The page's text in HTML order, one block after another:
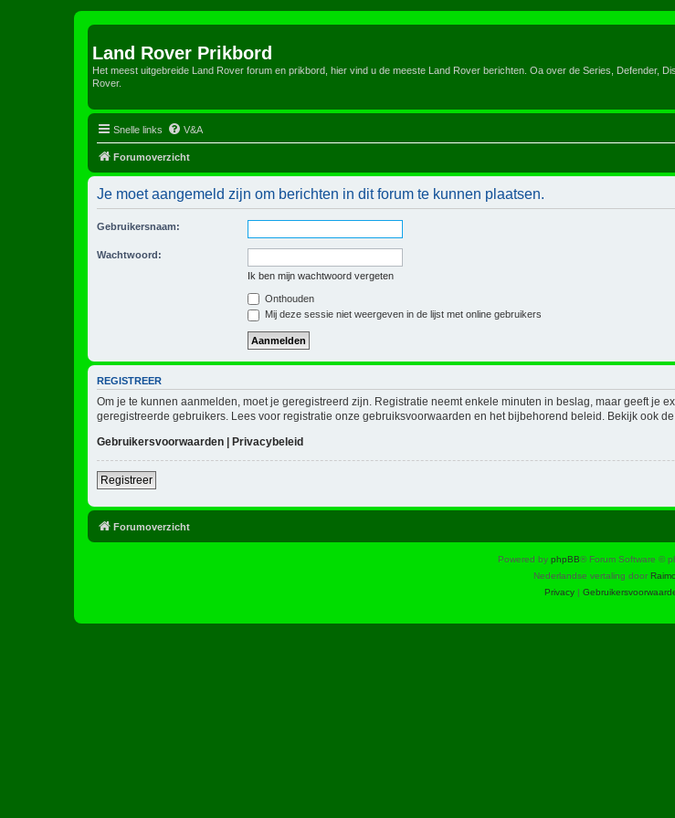
Land Rover Prikbord
Het meest uitgebreide Land Rover forum en prikbord, hier vind u de meeste Land Rover berichten. Oa over de Series, Defender,
Rover.
Snelle links V&A
Forumoverzicht
Je moet aangemeld zijn om berichten in dit forum te kunnen plaatsen.
Gebruikersnaam:
Wachtwoord:
Ik ben mijn wachtwoord vergeten
Onthouden
Mij deze sessie niet weergeven in de lijst met online gebruikers
REGISTREER
Om je te kunnen aanmelden, moet je geregistreerd zijn. Registratie neemt enkele minuten in beslag, maar geeft je
geregistreerde gebruikers. Lees voor registratie onze gebruiksvoorwaarden en het bijbehorend beleid. Bekijk ook
Gebruikersvoorwaarden
Privacybeleid
Registreer
Forumoverzicht
Powered by phpBB® Forum Software ©
Nederlandse vertaling door
Privacy |